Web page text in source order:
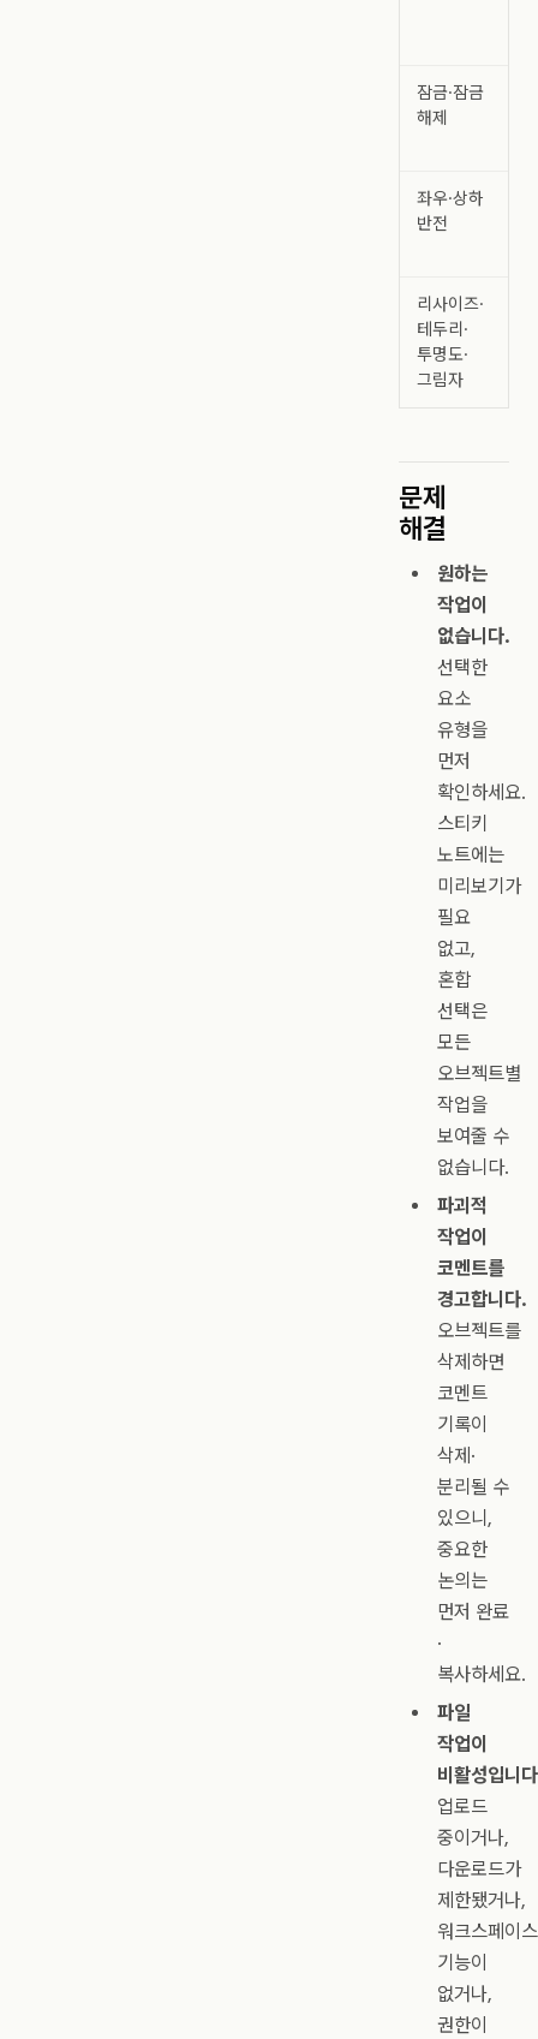
잠금·잠금
해제
좌우·상하
반전
리사이즈·
테두리·
투명도·
그림자
문제
해결
원하는
작업이
없습니다.
선택한
요소
유형을
먼저
확인하세요.
스티키
노트에는
미리보기가
필요
없고,
혼합
선택은
모든
오브젝트별
작업을
보여줄 수
없습니다.
파괴적
작업이
코멘트를
경고합니다.
오브젝트를
삭제하면
코멘트
기록이
삭제·
분리될 수
있으니,
중요한
논의는
먼저 완료
·
복사하세요.
파일
작업이
비활성입니
업로드
중이거나,
다운로드가
제한됐거나,
워크스페이스
기능이
없거나,
권한이